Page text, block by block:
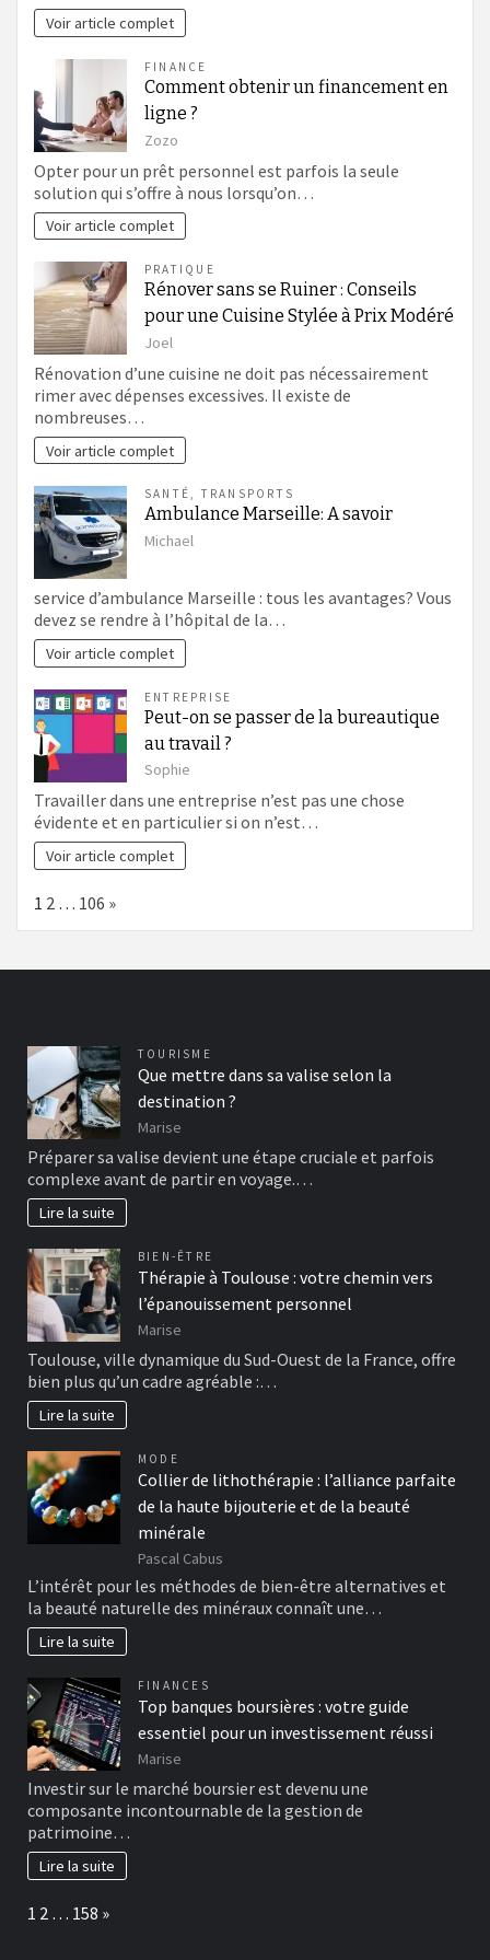
Voir article complet
FINANCE
Comment obtenir un financement en
ligne ?
Zozo
Opter pour un prêt personnel est parfois la seule
solution qui s’offre à nous lorsqu’on…
Voir article complet
PRATIQUE
Rénover sans se Ruiner : Conseils
pour une Cuisine Stylée à Prix Modéré
Joel
Rénovation d’une cuisine ne doit pas nécessairement
rimer avec dépenses excessives. Il existe de
nombreuses…
Voir article complet
SANTÉ, TRANSPORTS
Ambulance Marseille: A savoir
Michael
service d’ambulance Marseille : tous les avantages? Vous
devez se rendre à l’hôpital de la…
Voir article complet
ENTREPRISE
Peut-on se passer de la bureautique
au travail ?
Sophie
Travailler dans une entreprise n’est pas une chose
évidente et en particulier si on n’est…
Voir article complet
Page:
1 2 … 106 Next
»
TOURISME
Que mettre dans sa valise selon la
destination ?
Marise
Préparer sa valise devient une étape cruciale et parfois
complexe avant de partir en voyage.…
Lire la suite
BIEN-ÊTRE
Thérapie à Toulouse : votre chemin vers
l’épanouissement personnel
Marise
Toulouse, ville dynamique du Sud-Ouest de la France, offre
bien plus qu’un cadre agréable :…
Lire la suite
MODE
Collier de lithothérapie : l’alliance parfaite
de la haute bijouterie et de la beauté
minérale
Pascal Cabus
L’intérêt pour les méthodes de bien-être alternatives et
la beauté naturelle des minéraux connaît une…
Lire la suite
FINANCES
Top banques boursières : votre guide
essentiel pour un investissement réussi
Marise
Investir sur le marché boursier est devenu une
composante incontournable de la gestion de
patrimoine…
Lire la suite
Page:
1 2 … 158 Next
»